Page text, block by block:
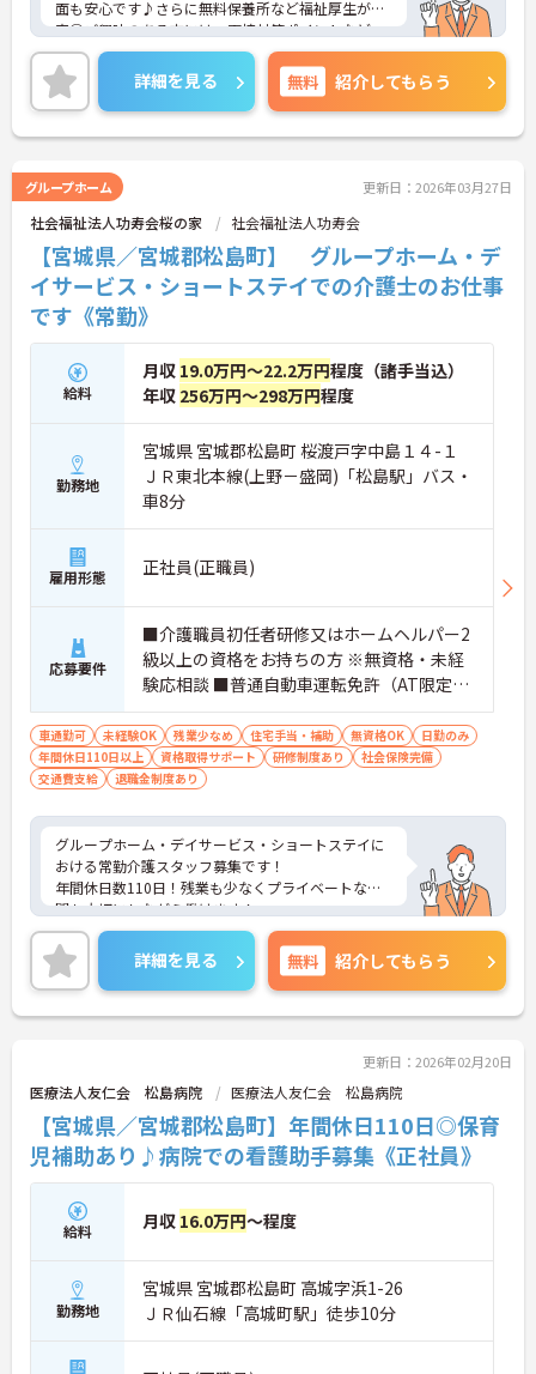
面も安心です♪さらに無料保養所など福祉厚生が充
実◎ご興味のある方には、面接対策ポイントなど、
さらに詳細をご案内しますのでお気軽にご相談くだ
さい！
詳細を見る 無料 紹介してもらう
グループホーム 更新日：2026年03月27日
社会福祉法人功寿会桜の家 社会福祉法人功寿会
【宮城県／宮城郡松島町】 グループホーム・デ
イサービス・ショートステイでの介護士のお仕事
です《常勤》
給料
月収 19.0万円～22.2万円程度（諸手当込）
年収 256万円～298万円程度
勤務地
宮城県 宮城郡松島町 桜渡戸字中島１４-１
ＪＲ東北本線(上野－盛岡)「松島駅」バス・
車8分
雇用形態 正社員(正職員)
応募要件
■介護職員初任者研修又はホームヘルパー2
級以上の資格をお持ちの方 ※無資格・未経
験応相談 ■普通自動車運転免許（AT限定
可）
車通勤可 未経験OK 残業少なめ 住宅手当・補助 無資格OK
日勤のみ
年間休日110日以上
資格取得サポート 研修制度あり
社会保険完備
交通費支給
退職金制度あり
グループホーム・デイサービス・ショートステイに
おける常勤介護スタッフ募集です！
年間休日数110日！残業も少なくプライベートな時
間も大切にしながら働けます！
ご興味ある方には、面接のポイントなど、さらに詳
細をお話致しますのでお気軽にご相談ください。
詳細を見る 無料 紹介してもらう
更新日：2026年02月20日
医療法人友仁会 松島病院 医療法人友仁会 松島病院
【宮城県／宮城郡松島町】年間休日110日◎保育
児補助あり♪病院での看護助手募集《正社員》
給料 月収 16.0万円～程度
勤務地
宮城県 宮城郡松島町 高城字浜1-26
ＪＲ仙石線「高城町駅」徒歩10分